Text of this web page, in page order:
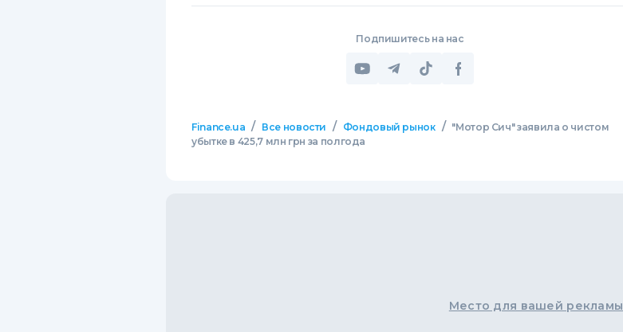
Подпишитесь на нас
Finance.ua / Все новости / Фондовый рынок / "Мотор Сич" заявила о чистом
убытке в 425,7 млн грн за полгода
Место для вашей рекламы